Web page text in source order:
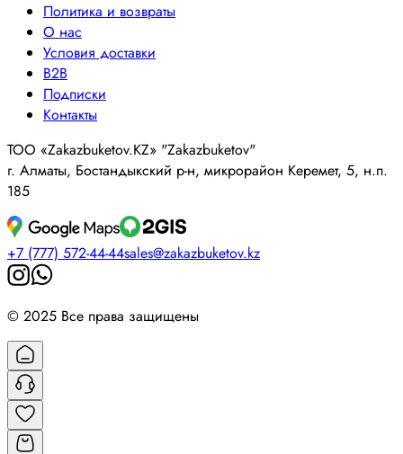
Политика и возвраты
О нас
Условия доставки
B2B
Подписки
Контакты
ТОО «Zakazbuketov.KZ» "Zakazbuketov"
г. Алматы, Бостандыкский р-н, микрорайон Керемет, 5, н.п.
185
+7 (777) 572-44-44sales@zakazbuketov.kz
© 2025 Все права защищены